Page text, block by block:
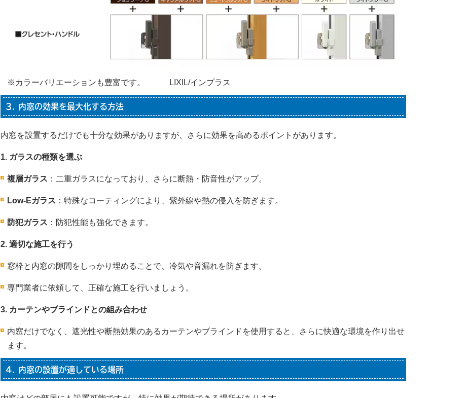
※カラーバリエーションも豊富です。 LIXIL/インプラス
3. 内窓の効果を最大化する方法
内窓を設置するだけでも十分な効果がありますが、さらに効果を高めるポイントがあります。
1. ガラスの種類を選ぶ
複層ガラス ：二重ガラスになっており、さらに断熱・防音性がアップ。
Low-Eガラス ：特殊なコーティングにより、紫外線や熱の侵入を防ぎます。
防犯ガラス ：防犯性能も強化できます。
2. 適切な施工を行う
窓枠と内窓の隙間をしっかり埋めることで、冷気や音漏れを防ぎます。
専門業者に依頼して、正確な施工を行いましょう。
3. カーテンやブラインドとの組み合わせ
内窓だけでなく、遮光性や断熱効果のあるカーテンやブラインドを使用すると、さらに快適な環境を作り出せ
ます。
4. 内窓の設置が適している場所